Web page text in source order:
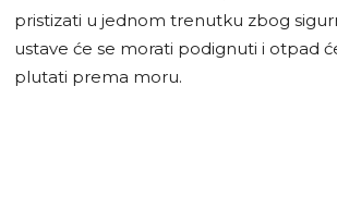
pristizati u jednom trenutku zbog
ustave će se morati podignuti i otpad
plutati prema moru.